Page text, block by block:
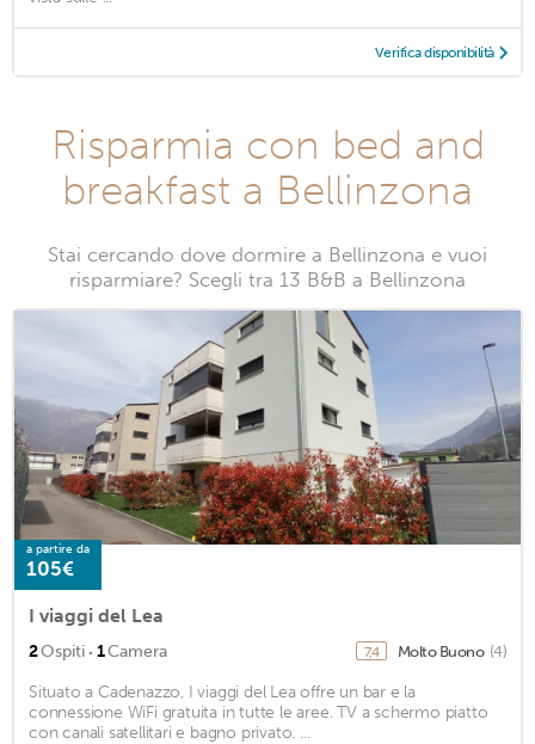
Verifica disponibilità
Risparmia con bed and
breakfast a Bellinzona
Stai cercando dove dormire a Bellinzona e vuoi
risparmiare? Scegli tra 13 B&B a Bellinzona
a partire da
105€
I viaggi del Lea
2Ospiti · 1Camera 7,4 Molto Buono (4)
Situato a Cadenazzo, I viaggi del Lea offre un bar e la
connessione WiFi gratuita in tutte le aree. TV a schermo piatto
con canali satellitari e bagno privato. ...